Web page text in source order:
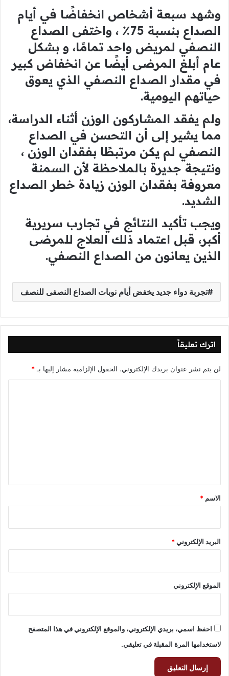
وشهد سبعة أشخاص انخفاضًا في أيام
الصداع بنسبة 75٪ ، واختفى الصداع
النصفي لمريض واحد تمامًا، و بشكل
عام أبلغ المرضى أيضًا عن انخفاض كبير
في مقدار الصداع النصفي الذي يعوق
حياتهم اليومية.
ولم يفقد المشاركون الوزن أثناء الدراسة،
مما يشير إلى أن التحسن في الصداع
النصفي لم يكن مرتبطًا بفقدان الوزن ،
ونتيجة جديرة بالملاحظة لأن السمنة
معروفة بفقدان الوزن زيادة خطر الصداع
الشديد.
ويجب تأكيد النتائج في تجارب سريرية
أكبر، قبل اعتماد ذلك العلاج للمرضى
الذين يعانون من الصداع النصفي.
تجربة دواء جديد يخفض أيام نوبات الصداع النصفى للنصف
اترك تعليقاً
لن يتم نشر عنوان بريدك الإلكتروني. الحقول الإلزامية مشار إليها بـ*
*
الاسم *
البريد الإلكتروني*
الموقع الإلكتروني
احفظ اسمي، بريدي الإلكتروني، والموقع الإلكتروني في هذا المتصفح
لاستخدامها المرة المقبلة في تعليقي.